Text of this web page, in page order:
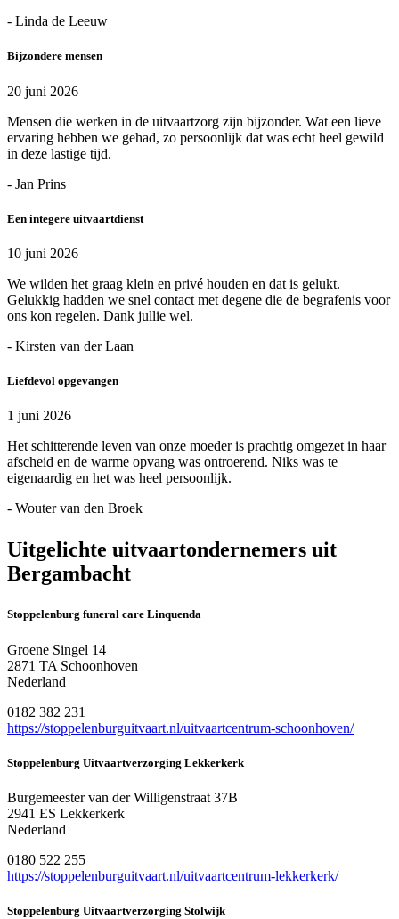
- Linda de Leeuw
Bijzondere mensen
20 juni 2026
Mensen die werken in de uitvaartzorg zijn bijzonder. Wat een lieve
ervaring hebben we gehad, zo persoonlijk dat was echt heel gewild
in deze lastige tijd.
- Jan Prins
Een integere uitvaartdienst
10 juni 2026
We wilden het graag klein en privé houden en dat is gelukt.
Gelukkig hadden we snel contact met degene die de begrafenis voor
ons kon regelen. Dank jullie wel.
- Kirsten van der Laan
Liefdevol opgevangen
1 juni 2026
Het schitterende leven van onze moeder is prachtig omgezet in haar
afscheid en de warme opvang was ontroerend. Niks was te
eigenaardig en het was heel persoonlijk.
- Wouter van den Broek
Uitgelichte uitvaartondernemers uit
Bergambacht
Stoppelenburg funeral care Linquenda
Groene Singel 14
2871 TA Schoonhoven
Nederland
0182 382 231
https://stoppelenburguitvaart.nl/uitvaartcentrum-schoonhoven/
Stoppelenburg Uitvaartverzorging Lekkerkerk
Burgemeester van der Willigenstraat 37B
2941 ES Lekkerkerk
Nederland
0180 522 255
https://stoppelenburguitvaart.nl/uitvaartcentrum-lekkerkerk/
Stoppelenburg Uitvaartverzorging Stolwijk